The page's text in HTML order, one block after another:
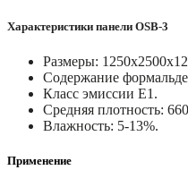
Характеристики панели OSB-3
Размеры:
Содержание
Класс эмиссии E1.
Средняя плотность:
Влажность: 5-13%.
Применение